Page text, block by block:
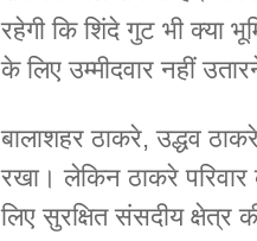
रहेगी कि शिंदे गुट भी क्या
के लिए उम्मीदवार नहीं
बालाशहर ठाकरे, उद्धव
रखा। लेकिन ठाकरे
लिए सुरक्षित संसदीय क्षेत्र